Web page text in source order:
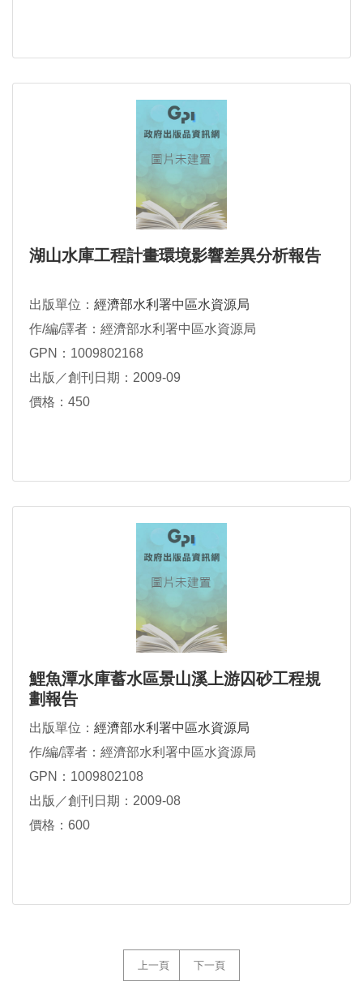
湖山水庫工程計畫環境影響差異分析報告
出版單位： 經濟部水利署中區水資源局
作/編/譯者：經濟部水利署中區水資源局
GPN：1009802168
出版／創刊日期：2009-09
價格：450
鯉魚潭水庫蓄水區景山溪上游囚砂工程規
劃報告
出版單位： 經濟部水利署中區水資源局
作/編/譯者：經濟部水利署中區水資源局
GPN：1009802108
出版／創刊日期：2009-08
價格：600
上一頁 下一頁